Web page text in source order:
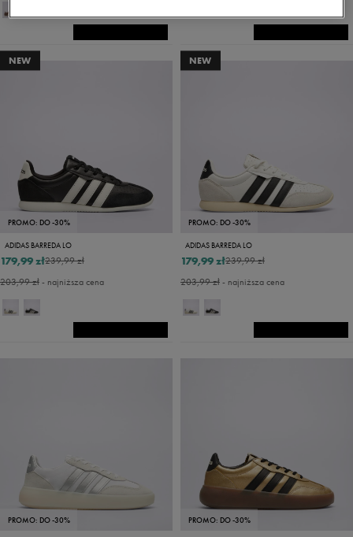
NEW
PROMO: DO -30%
ADIDAS BARREDA LO
239,99 zł
179,99 zł
203,99 zł- najniższa cena
NEW
PROMO: DO -30%
ADIDAS BARREDA LO
239,99 zł
179,99 zł
203,99 zł- najniższa cena
PROMO: DO -30% PROMO: DO -30%